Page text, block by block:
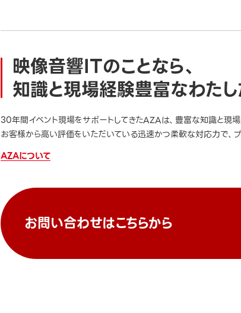
映像音響ITのことなら、
知識と現場経験豊富なわたし
30年間イベント現場をサポートしてきたAZAは、豊富な知識と現場
お客様から高い評価をいただいている迅速かつ柔軟な対応力で、
AZAについて
お問い合わせはこちらから